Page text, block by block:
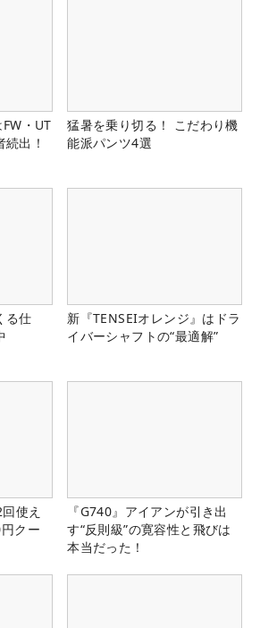
・UT
出！
猛暑を乗り切る！ こだわり機
能派パンツ4選
る仕
新『TENSEIオレンジ』はドラ
イバーシャフトの“最適解”
使え
クー
『G740』アイアンが引き出
す“反則級”の寛容性と飛びは
本当だった！